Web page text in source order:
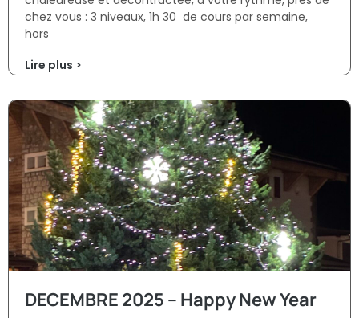
chez vous : 3 niveaux, 1h 30 de cours par semaine,
hors
Lire plus >
DECEMBRE 2025 – Happy New Year